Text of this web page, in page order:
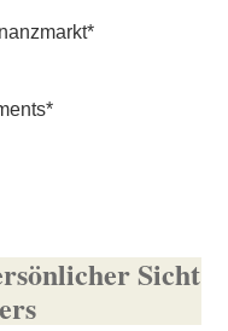
Sicht